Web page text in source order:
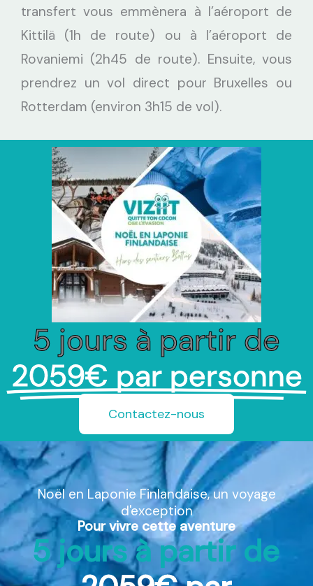
transfert vous emmènera à l’aéroport de
Kittilä (1h de route) ou à l’aéroport de
Rovaniemi (2h45 de route). Ensuite, vous
prendrez un vol direct pour Bruxelles ou
Rotterdam (environ 3h15 de vol).
5 jours à partir de
2059€ par personne
Contactez-nous
Noël en Laponie Finlandaise, un voyage
d'exception
Pour vivre cette aventure
5 jours à partir de